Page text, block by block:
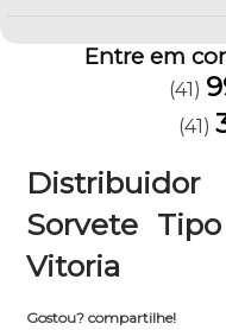
Entre em
(41)
(41)
Sorvete
Vitoria
Gostou? compartilhe!